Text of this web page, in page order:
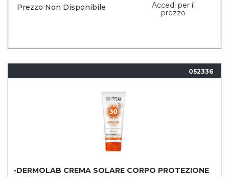
Prezzo Non Disponibile
Accedi per il
prezzo
052336
-DERMOLAB CREMA SOLARE CORPO PROTEZIONE